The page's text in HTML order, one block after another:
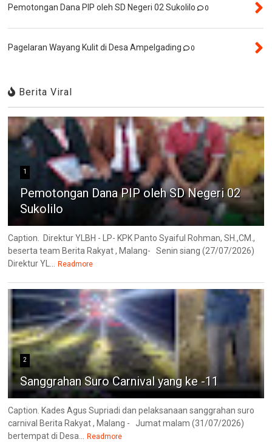
Pemotongan Dana PIP oleh SD Negeri 02 Sukolilo 0
Pagelaran Wayang Kulit di Desa Ampelgading 0
Berita Viral
1
Pemotongan Dana PIP oleh SD Negeri 02
Sukolilo
Caption. Direktur YLBH - LP- KPK Panto Syaiful Rohman, SH.,CM.,
beserta team Berita Rakyat , Malang- Senin siang (27/07/2026)
Direktur YL... Readmore
2
Sanggrahan Suro Carnival yang ke -11
Caption. Kades Agus Supriadi dan pelaksanaan sanggrahan suro
carnival Berita Rakyat , Malang - Jumat malam (31/07/2026)
bertempat di Desa... Readmore